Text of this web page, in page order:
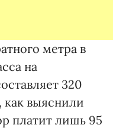
метра в
на
320
как выяснили
платит лишь 95